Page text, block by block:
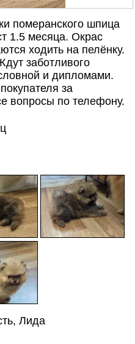
померанского шпица
1.5 месяца. Окрас
ходить на пелёнку.
заботливого
и дипломами.
за
вопросы по телефону.
Лида